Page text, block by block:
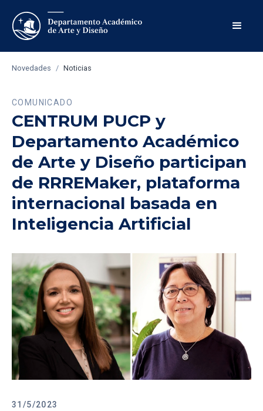
Novedades / Noticias
COMUNICADO
CENTRUM PUCP y
Departamento Académico
de Arte y Diseño participan
de RRREMaker, plataforma
internacional basada en
Inteligencia Artificial
31/5/2023